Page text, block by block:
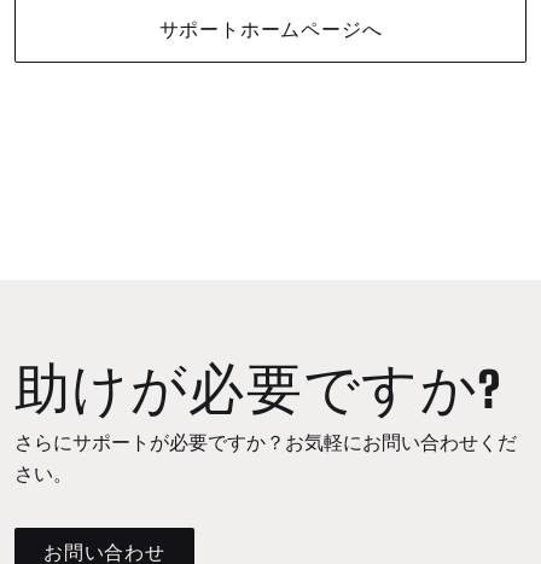
サポートホームページへ
助けが必要ですか?
さらにサポートが必要ですか？お気軽にお問い合わせくだ
さい。
お問い合わせ